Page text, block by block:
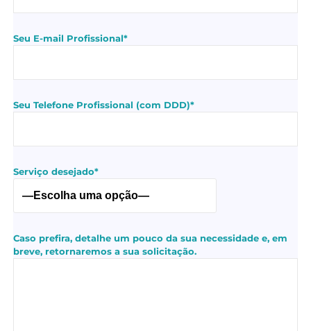
Seu E-mail Profissional*
Seu Telefone Profissional (com DDD)*
Serviço desejado*
Caso prefira, detalhe um pouco da sua necessidade e, em
breve, retornaremos a sua solicitação.